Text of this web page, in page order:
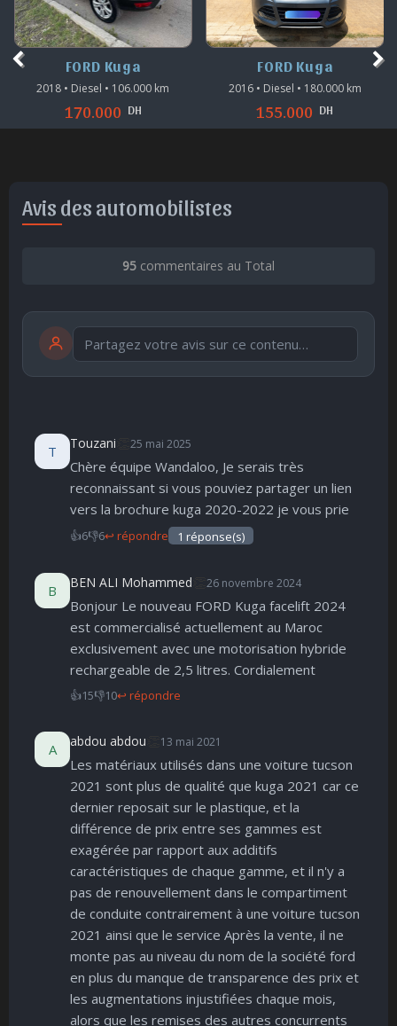
FORD Kuga
2018 • Diesel • 106.000 km
170.000 DH
FORD Kuga
2016 • Diesel • 180.000 km
155.000 DH
Avis des automobilistes
95 commentaires au Total
🤩
Parfait
👏
Bravo
😄
Réjoui
🙂
Content
😐
Indifférent
😮
Surpris
😞
Déçu
😠 😨
publication immédiate Publier
T Touzani 25 mai 2025
Chère équipe Wandaloo, Je serais très
reconnaissant si vous pouviez partager un lien
vers la brochure kuga 2020-2022 je vous prie
👍6👎6↩ répondre 1 réponse(s)
B BEN ALI Mohammed 26 novembre 2024
Bonjour Le nouveau FORD Kuga facelift 2024
est commercialisé actuellement au Maroc
exclusivement avec une motorisation hybride
rechargeable de 2,5 litres. Cordialement
👍15👎10↩ répondre
A abdou abdou 13 mai 2021
Les matériaux utilisés dans une voiture tucson
2021 sont plus de qualité que kuga 2021 car ce
dernier reposait sur le plastique, et la
différence de prix entre ses gammes est
exagérée par rapport aux additifs
caractéristiques de chaque gamme, et il n'y a
pas de renouvellement dans le compartiment
de conduite contrairement à une voiture tucson
2021 ainsi que le service Après la vente, il ne
monte pas au niveau du nom de la société ford
en plus du manque de transparence des prix et
les augmentations injustifiées chaque mois,
alors que les remises des autres concurrents